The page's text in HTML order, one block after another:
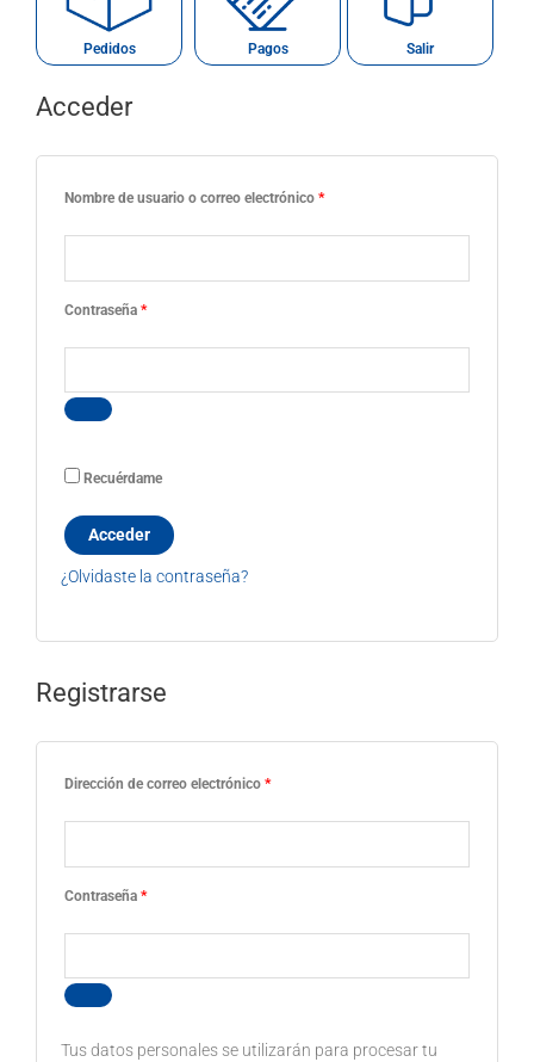
Pedidos Pagos Salir
Acceder
Nombre de usuario o correo electrónico *
Contraseña *
Recuérdame
Acceder
¿Olvidaste la contraseña?
Registrarse
Dirección de correo electrónico *
Contraseña *
Tus datos personales se utilizarán para procesar tu